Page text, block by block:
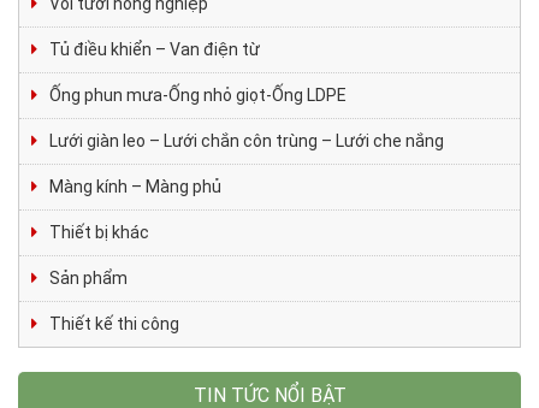
Tủ điều khiển – Van điện từ
Ống phun mưa-Ống nhỏ giọt-Ống LDPE
Lưới giàn leo – Lưới chắn côn trùng – Lưới che nắng
Màng kính – Màng phủ
Thiết bị khác
Sản phẩm
Thiết kế thi công
TIN TỨC NỔI BẬT